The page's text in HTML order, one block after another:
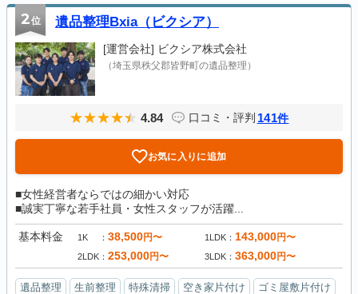
2位 遺品整理Bxia（ビクシア）
[運営会社] ビクシア株式会社
（埼玉県秩父郡皆野町の遺品整理）
4.84 口コミ・評判 141件
お気に入りに追加
■女性経営者ならではの細かい対応
■誠実丁寧な若手社員・女性スタッフが活躍...
基本料金 1K 38,500円〜 1LDK 143,000円〜
2LDK 253,000円〜 3LDK 363,000円〜
遺品整理 生前整理 特殊清掃 空き家片付け
ゴミ屋敷片付け